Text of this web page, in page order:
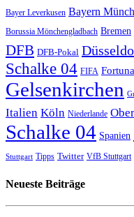
Bayer Leverkusen Bayern
Borussia Mönchengladbach Bremen
DFB DFB-Pokal
Schalke 04 FIFA
Gelsenkirchen
Italien Köln Niederlande
Schalke 04 Spanien
Stuttgart Tipps Twitter VfB Stuttgart
Neueste Beiträge